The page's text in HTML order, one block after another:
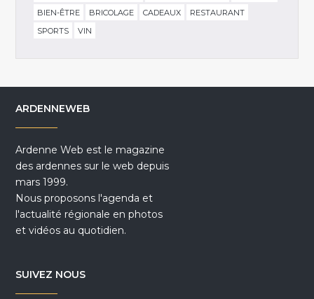
BIEN-ÊTRE
BRICOLAGE CADEAUX
RESTAURANT
SPORTS
VIN
ARDENNEWEB
Ardenne Web est le magazine
des ardennes sur le web depuis
mars 1999.
Nous proposons l'agenda et
l'actualité régionale en photos
et vidéos au quotidien.
SUIVEZ NOUS